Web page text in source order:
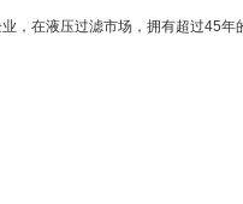
，在液压过滤市场，拥有超过45